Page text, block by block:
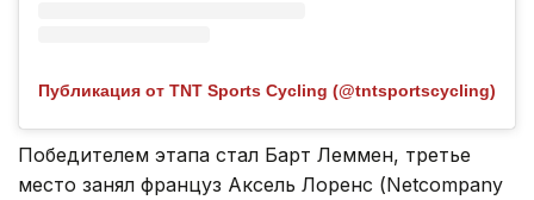
Публикация от TNT Sports Cycling (@tntsportscycling)
Победителем этапа стал Барт Леммен, третье
место занял француз Аксель Лоренс (Netcompany